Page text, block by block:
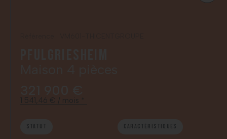
1 541,46 € / mois *
Statut Caractéristiques